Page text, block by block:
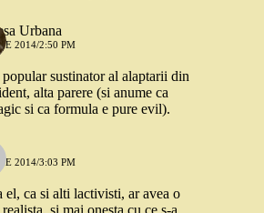
Urbana
2014/2:50 PM
sustinator al alaptarii din
alta parere (si anume ca
si ca formula e pure evil).
2014/3:03 PM
el, ca si alti lactivisti, ar avea o
si mai onesta cu ce s-a